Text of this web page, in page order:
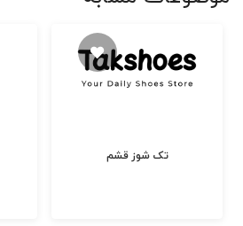
تک شوز قشم